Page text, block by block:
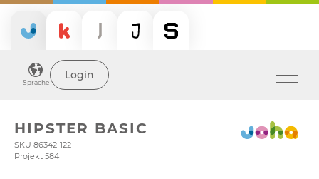
Sprache
Login
HIPSTER BASIC
SKU 86342-122
Projekt 584